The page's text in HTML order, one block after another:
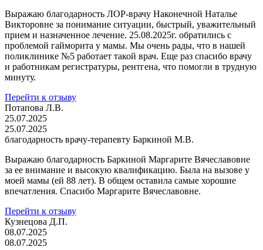
Выражаю благодарность ЛОР-врачу Наконечной Наталье
Викторовне за понимание ситуации, быстрый, уважительный
прием и назначенное лечение. 25.08.2025г. обратились с
проблемой гайморита у мамы. Мы очень рады, что в нашей
поликлинике №5 работает такой врач. Еще раз спасибо врачу
и работникам регистратуры, рентгена, что помогли в трудную
минуту.
Перейти к отзыву
Потапова Л.В.
25.07.2025
25.07.2025
благодарность врачу-терапевту Баркиной М.В.
Выражаю благодарность Баркиной Маргарите Вячеславовне
за ее внимание и высокую квалификацию. Была на вызове у
моей мамы (ей 88 лет). В общем оставила самые хорошие
впечатления. Спасибо Маргарите Вячеславовне.
Перейти к отзыву
Кузнецова Д.П.
08.07.2025
08.07.2025